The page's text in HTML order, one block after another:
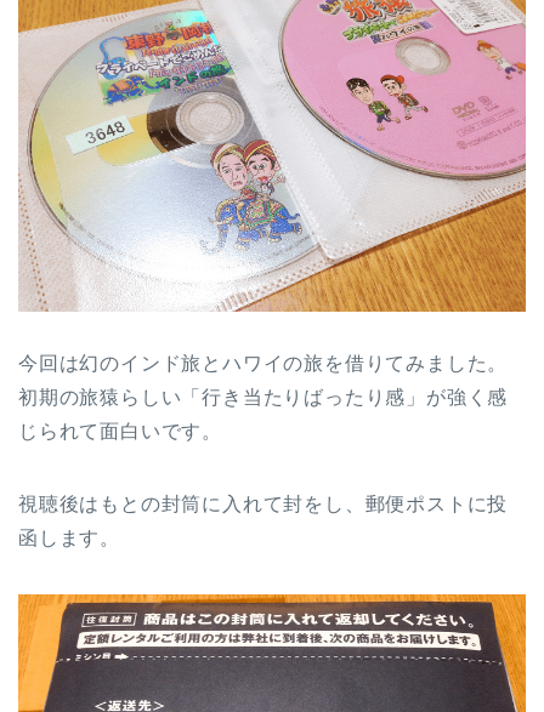
今回は幻のインド旅とハワイの旅を借りてみました。
初期の旅猿らしい「行き当たりばったり感」が強く感
じられて面白いです。
視聴後はもとの封筒に入れて封をし、郵便ポストに投
函します。